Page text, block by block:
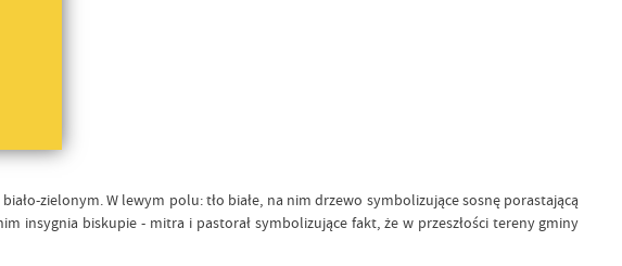
zielonym. W lewym polu: tło białe, na nim drzewo symbolizujące sosnę porastającą
insygnia biskupie - mitra i pastorał symbolizujące fakt, że w przeszłości tereny gminy